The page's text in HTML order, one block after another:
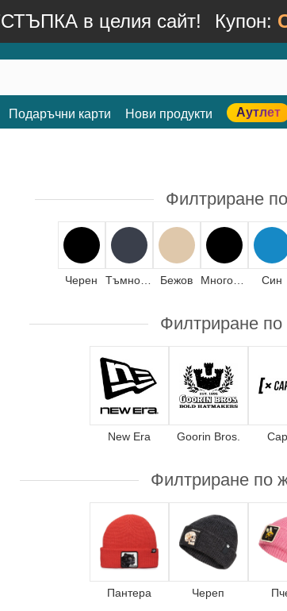
в целия сайт! Купон:
Подаръчни карти Нови продукти Аутлет
Филтриране
Черен Тъмносин Бежов Многоцветен Син
Филтриране по
New Era Goorin Bros.
Филтриране по
Пантера Череп